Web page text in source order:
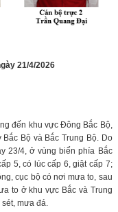
21/4/2026
đến khu vực Đông Bắc Bộ,
Bộ và Bắc Trung Bộ. Do
23/4, ở vùng biển phía Bắc
5, có lúc cấp 6, giật cấp 7;
cục bộ có nơi mưa to, sau
to ở khu vực Bắc và Trung
mưa đá.